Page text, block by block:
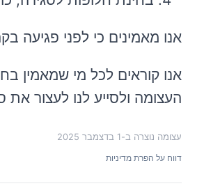
אנו מאמינים כי לפני פגיעה
אנו קוראים לכל מי שמאמין
העצומה ולסייע לנו לעצור
עצומה נוצרה ב- 1 בדצמבר 2025
דווח על הפרת מדיניות